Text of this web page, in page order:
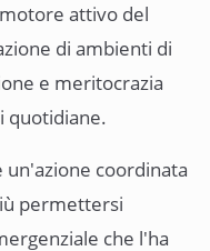
attivo del
di ambienti di
e meritocrazia
quotidiane.
coordinata
permettersi
che l'ha